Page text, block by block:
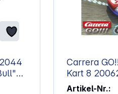
Carrera GO!!! Nintendo
Kart 8
Artikel-Nr.: